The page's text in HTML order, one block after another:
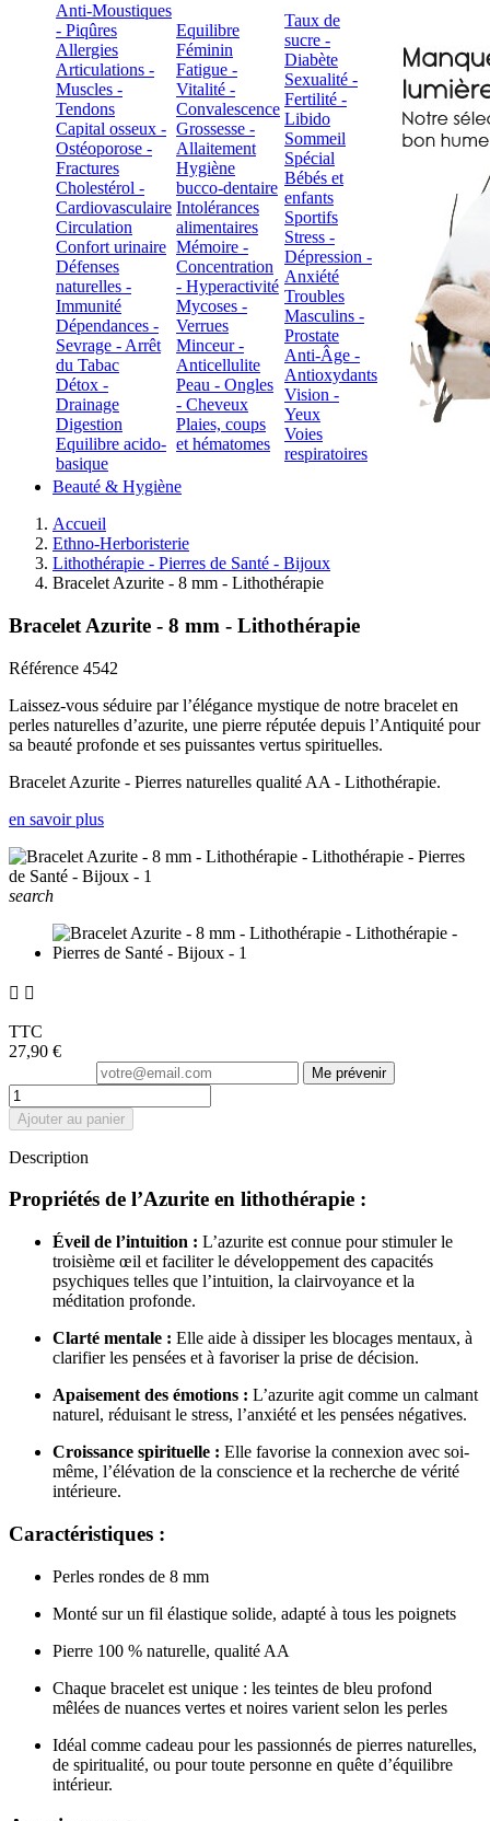
Anti-Moustiques
- Piqûres
Allergies
Articulations -
Muscles -
Tendons
Capital osseux -
Ostéoporose -
Fractures
Cholestérol -
Cardiovasculaire
Circulation
Confort urinaire
Défenses
naturelles -
Immunité
Dépendances -
Sevrage - Arrêt
du Tabac
Détox -
Drainage
Digestion
Equilibre acido-
basique
Equilibre
Féminin
Fatigue -
Vitalité -
Convalescence
Grossesse -
Allaitement
Hygiène
bucco-dentaire
Intolérances
alimentaires
Mémoire -
Concentration
- Hyperactivité
Mycoses -
Verrues
Minceur -
Anticellulite
Peau - Ongles
- Cheveux
Plaies, coups
et hématomes
Taux de
sucre -
Diabète
Sexualité -
Fertilité -
Libido
Sommeil
Spécial
Bébés et
enfants
Sportifs
Stress -
Dépression -
Anxiété
Troubles
Masculins -
Prostate
Anti-Âge -
Antioxydants
Vision -
Yeux
Voies
respiratoires
Beauté & Hygiène
Accueil
Ethno-Herboristerie
Lithothérapie - Pierres de Santé - Bijoux
Bracelet Azurite - 8 mm - Lithothérapie
Bracelet Azurite - 8 mm - Lithothérapie
Référence 4542
Laissez-vous séduire par l’élégance mystique de notre bracelet en
perles naturelles d’azurite, une pierre réputée depuis l’Antiquité pour
sa beauté profonde et ses puissantes vertus spirituelles.
Bracelet Azurite - Pierres naturelles qualité AA - Lithothérapie.
en savoir plus
search
 
TTC
27,90 €
Me prévenir
Ajouter au panier
Description
Propriétés de l’Azurite en lithothérapie :
Éveil de l’intuition : L’azurite est connue pour stimuler le
troisième œil et faciliter le développement des capacités
psychiques telles que l’intuition, la clairvoyance et la
méditation profonde.
Clarté mentale : Elle aide à dissiper les blocages mentaux, à
clarifier les pensées et à favoriser la prise de décision.
Apaisement des émotions : L’azurite agit comme un calmant
naturel, réduisant le stress, l’anxiété et les pensées négatives.
Croissance spirituelle : Elle favorise la connexion avec soi-
même, l’élévation de la conscience et la recherche de vérité
intérieure.
Caractéristiques :
Perles rondes de 8 mm
Monté sur un fil élastique solide, adapté à tous les poignets
Pierre 100 % naturelle, qualité AA
Chaque bracelet est unique : les teintes de bleu profond
mêlées de nuances vertes et noires varient selon les perles
Idéal comme cadeau pour les passionnés de pierres naturelles,
de spiritualité, ou pour toute personne en quête d’équilibre
intérieur.